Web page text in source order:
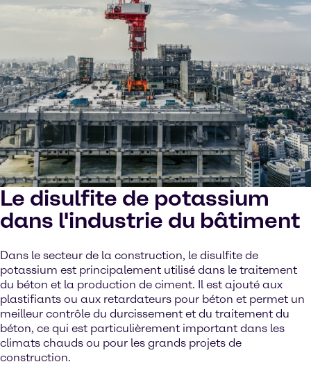
Le disulfite de potassium
dans l'industrie du bâtiment
Dans le secteur de la construction, le disulfite de
potassium est principalement utilisé dans le traitement
du béton et la production de ciment. Il est ajouté aux
plastifiants ou aux retardateurs pour béton et permet un
meilleur contrôle du durcissement et du traitement du
béton, ce qui est particulièrement important dans les
climats chauds ou pour les grands projets de
construction.